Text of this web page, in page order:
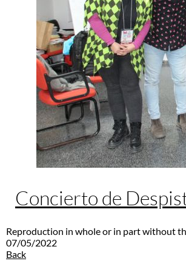
Concierto de
Reproduction in whole or in part without
07/05/2022
Back